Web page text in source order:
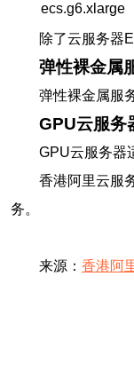
ecs.g6.xlarge
除了云服务器
弹性裸金属
弹性裸金属服
GPU云服务
GPU云服务器
香港阿里云服
务。
来源： 香港阿